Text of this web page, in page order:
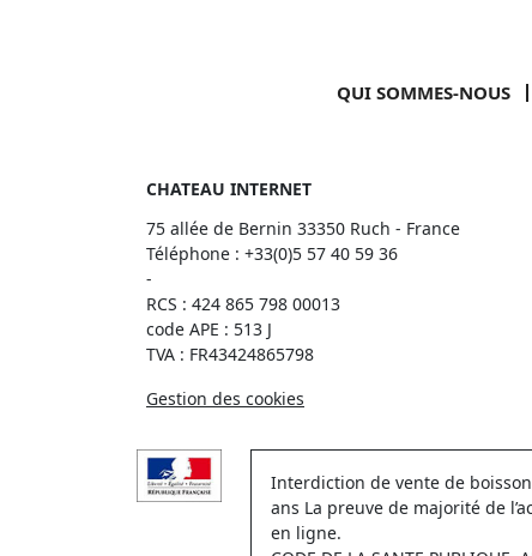
QUI SOMMES-NOUS
CHATEAU INTERNET
75 allée de Bernin 33350 Ruch - France
Téléphone : +33(0)5 57 40 59 36
-
RCS : 424 865 798 00013
code APE : 513 J
TVA : FR43424865798
Gestion des cookies
Interdiction de vente de
ans La preuve de majorité de
en ligne.